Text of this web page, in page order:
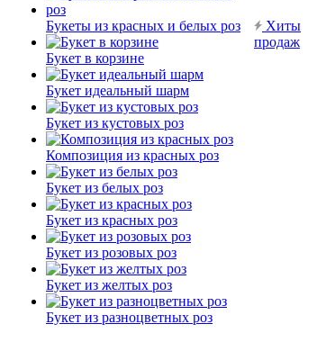
Букеты из красных и белых роз
Букет в корзине
Букет идеальный шарм
Букет из кустовых роз
Композиция из красных роз
Букет из белых роз
Букет из красных роз
Букет из розовых роз
Букет из желтых роз
Букет из разноцветных роз
Хиты
продаж